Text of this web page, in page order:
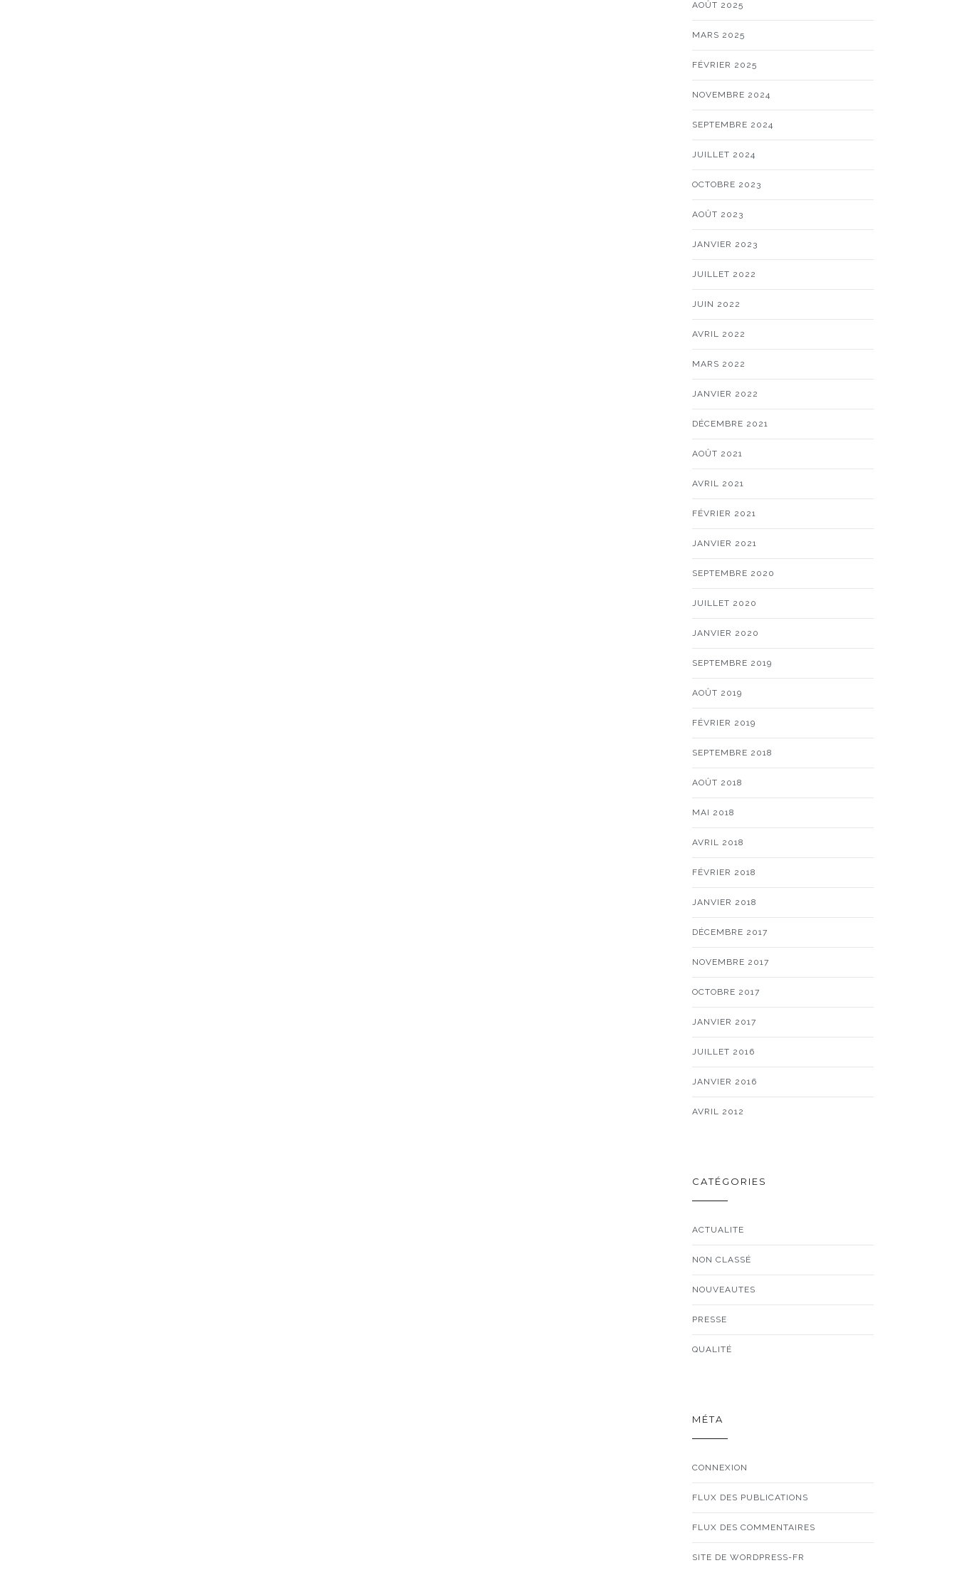
AOÛT 2025
MARS 2025
FÉVRIER 2025
NOVEMBRE 2024
SEPTEMBRE 2024
JUILLET 2024
OCTOBRE 2023
AOÛT 2023
JANVIER 2023
JUILLET 2022
JUIN 2022
AVRIL 2022
MARS 2022
JANVIER 2022
DÉCEMBRE 2021
AOÛT 2021
AVRIL 2021
FÉVRIER 2021
JANVIER 2021
SEPTEMBRE 2020
JUILLET 2020
JANVIER 2020
SEPTEMBRE 2019
AOÛT 2019
FÉVRIER 2019
SEPTEMBRE 2018
AOÛT 2018
MAI 2018
AVRIL 2018
FÉVRIER 2018
JANVIER 2018
DÉCEMBRE 2017
NOVEMBRE 2017
OCTOBRE 2017
JANVIER 2017
JUILLET 2016
JANVIER 2016
AVRIL 2012
CATÉGORIES
ACTUALITE
NON CLASSÉ
NOUVEAUTES
PRESSE
QUALITÉ
MÉTA
CONNEXION
FLUX DES PUBLICATIONS
FLUX DES COMMENTAIRES
SITE DE WORDPRESS-FR